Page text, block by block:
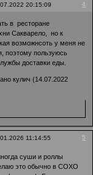
4
20:15:09
в ресторане
Сакварело, но к
возможнсоть у меня не
поэтому пользуюсь
доставки еды.
кулич (14.07.2022
5
11:14:55
суши и роллы
это обычно в СОХО